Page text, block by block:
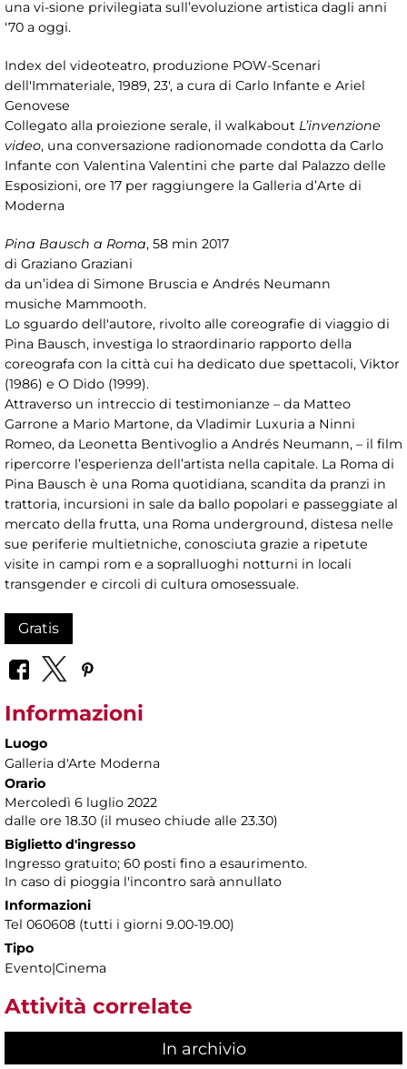
una vi-sione privilegiata sull’evoluzione artistica dagli anni
‘70 a oggi.
Index del videoteatro, produzione POW-Scenari
dell'Immateriale, 1989, 23', a cura di Carlo Infante e Ariel
Genovese
Collegato alla proiezione serale, il walkabout L’invenzione
video, una conversazione radionomade condotta da Carlo
Infante con Valentina Valentini che parte dal Palazzo delle
Esposizioni, ore 17 per raggiungere la Galleria d’Arte di
Moderna
Pina Bausch a Roma, 58 min 2017
di Graziano Graziani
da un’idea di Simone Bruscia e Andrés Neumann
musiche Mammooth.
Lo sguardo dell'autore, rivolto alle coreografie di viaggio di
Pina Bausch, investiga lo straordinario rapporto della
coreografa con la città cui ha dedicato due spettacoli, Viktor
(1986) e O Dido (1999).
Attraverso un intreccio di testimonianze – da Matteo
Garrone a Mario Martone, da Vladimir Luxuria a Ninni
Romeo, da Leonetta Bentivoglio a Andrés Neumann, – il film
ripercorre l’esperienza dell’artista nella capitale. La Roma di
Pina Bausch è una Roma quotidiana, scandita da pranzi in
trattoria, incursioni in sale da ballo popolari e passeggiate al
mercato della frutta, una Roma underground, distesa nelle
sue periferie multietniche, conosciuta grazie a ripetute
visite in campi rom e a sopralluoghi notturni in locali
transgender e circoli di cultura omosessuale.
Gratis
Informazioni
Luogo
Galleria d'Arte Moderna
Orario
Mercoledì 6 luglio 2022
dalle ore 18.30 (il museo chiude alle 23.30)
Biglietto d'ingresso
Ingresso gratuito; 60 posti fino a esaurimento.
In caso di pioggia l'incontro sarà annullato
Informazioni
Tel 060608 (tutti i giorni 9.00-19.00)
Tipo
Evento|Cinema
Attività correlate
In archivio